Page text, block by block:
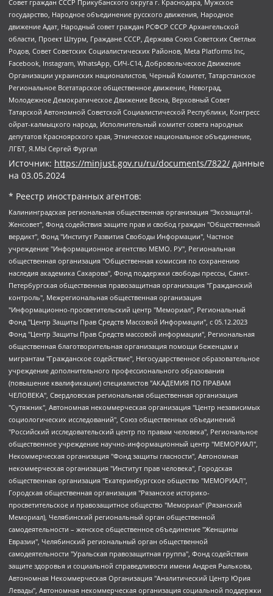
Совет граждан СССР Прикубанского округа г. Краснодара, Мужское
государство, Народное объединение русского движения, Народное
движение Адат, Народный совет граждан РСФСР СССР Архангельской
области, Проект Штурм, Граждане СССР, Держава Союз Советских Светлых
Родов, Совет Советских Социалистических Районов, Meta Platforms Inc,
Facebook, Instagram, WhatsApp, СИЧ-С14, Добровольческое Движение
Организации украинских националистов, Черный Комитет, Татарстанское
Региональное Всетатарское общественное движение, Невоград,
Молодежное Демократическое Движение Весна, Верховный Совет
Татарской Автономной Советской Социалистической Республики, Конгресс
ойрат-калмыцкого народа, Исполнительный комитет совета народных
депутатов Красноярского края, Этническое национальное объединение,
ЛГБТ, Я.МЫ Сергей Фургал
Источник: https://minjust.gov.ru/ru/documents/7822/ данные
на 03.05.2024
* Реестр иностранных агентов:
Калининградская региональная общественная организация "Экозащита!-Женсовет", Фонд содействия защите прав и свобод граждан "Общественный вердикт", Фонд "Институт Развития Свободы Информации", Частное учреждение "Информационное агентство МЕМО. РУ", Региональная общественная организация "Общественная комиссия по сохранению наследия академика Сахарова", Фонд поддержки свободы прессы, Санкт-Петербургская общественная правозащитная организация "Гражданский контроль", Межрегиональная общественная организация "Информационно-просветительский центр "Мемориал", Региональный Фонд "Центр Защиты Прав Средств Массовой Информации", с 05.12.2023 Фонд "Центр Защиты Прав Средств массовой информации", Региональная общественная благотворительная организация помощи беженцам и мигрантам "Гражданское содействие", Негосударственное образовательное учреждение дополнительного профессионального образования (повышение квалификации) специалистов "АКАДЕМИЯ ПО ПРАВАМ ЧЕЛОВЕКА", Свердловская региональная общественная организация "Сутяжник", Автономная некоммерческая организация "Центр независимых социологических исследований", Союз общественных объединений "Российский исследовательский центр по правам человека", Региональное общественное учреждение научно-информационный центр "МЕМОРИАЛ", Некоммерческая организация "Фонд защиты гласности", Автономная некоммерческая организация "Институт прав человека", Городская общественная организация "Екатеринбургское общество "МЕМОРИАЛ", Городская общественная организация "Рязанское историко-просветительское и правозащитное общество "Мемориал" (Рязанский Мемориал), Челябинский региональный орган общественной самодеятельности – женское общественное объединение "Женщины Евразии", Челябинский региональный орган общественной самодеятельности "Уральская правозащитная группа", Фонд содействия защите здоровья и социальной справедливости имени Андрея Рылькова, Автономная Некоммерческая Организация "Аналитический Центр Юрия Левады", Автономная некоммерческая организация социальной поддержки населения "Проект Апрель", Региональная общественная организация помощи женщинам и детям, находящимся в кризисной ситуации "Информационно-методический центр "Анна", Фонд содействия развитию массовых коммуникаций и правовому просвещению "Так-так-Так", Фонд содействия устойчивому развитию "Серебряная тайга", Свердловский региональный общественный фонд социальных проектов "Новое время", "Idel.Реалии", Кавказ.Реалии, Крым.Реалии, Телеканал Настоящее Время, Татаро-башкирская служба Радио Свобода (Azatliq Radiosi), Радио Свободная Европа/Радио Свобода (PCE/PC), "Сибирь.Реалии", "Фактограф", Благотворительный фонд помощи осужденным и их семьям, Автономная некоммерческая организация "Институт глобализации и социальных движений", Фонд "В защиту прав заключенных", Частное учреждение "Центр поддержки и содействия развитию средств массовой информации", Пензенский региональный общественный благотворительный фонд "Гражданский союз", "Север.Реалии", Некоммерческая организация Фонд "Правовая инициатива", Общество с ограниченной ответственностью "Радио Свободная Европа/Радио Свобода", Чешское информационное агентство "MEDIUM-ORIENT", Красноярская региональная общественная организация "Мы против СПИДа", Камалягин Денис Николаевич, Маркелов Сергей Евгеньевич, Пономарев Лев Александрович, Савицкая Людмила Алексеевна, Автономная некоммерческая организация "Центр по работе с проблемой насилия "НАСИЛИЮ.НЕТ", Межрегиональный профессиональный союз работников здравоохранения "Альянс врачей", Юридическое лицо, зарегистрированное в Латвийской Республике, SIA "Medusa Project" (регистрационный номер 40103797863, дата регистрации 10.06.2014), Некоммерческая организация "Фонд по борьбе с коррупцией", Автономная некоммерческая организация "Институт права и публичной политики", Баданин Роман Сергеевич, Гликин Максим Александрович, Железнова Мария Михайловна, Лукьянова Юлия Сергеевна, Маетная Елизавета Витальевна, Маняхин Петр Борисович, Чуракова Ольга Владимировна, Ярош Юлия Петровна, Юридическое лицо "The Insider SIA", зарегистрированное в Риге, Латвийская Республика (дата регистрации 26.06.2015), являющееся администратором доменного имени интернет-издания "The Insider SIA", https://theins.ru, Постернак Алексей Евгеньевич, Рубин Михаил Аркадьевич, Анин Роман Александрович, Юридическое лицо Istories fonds, зарегистрированное в Латвийской Республике (регистрационный номер 50008295751, дата регистрации 24.02.2020), Великовский Дмитрий Александрович, Долинина Ирина Николаевна, Мароховская Алеся Алексеевна, Шлейнов Роман Юрьевич, Шмагун Олеся Валентиновна, Общество с ограниченной ответственностью "Альтаир 2021", Общество с ограниченной ответственностью "Вега 2021", Общество с ограниченной ответственностью "Главный редактор 2021", Общество с ограниченной ответственностью "Ромашки монолит", Важенков Артем Валерьевич, Ивановская областная общественная организация "Центр гендерных исследований", Гурман Юрий Альбертович, Медиапроект "ОВД-Инфо", Егоров Владимир Владимирович, Жилинский Владимир Александрович, Общество с ограниченной ответственностью "ЗП", Иванова София Юрьевна, Карезина Инна Павловна, Кильтау Екатерина Викторовна, Петров Алексей Викторович, Пискунов Сергей Евгеньевич, Смирнов Сергей Сергеевич, Тихонов Михаил Сергеевич, Общество с ограниченной ответственностью "ЖУРНАЛИСТ-ИНОСТРАННЫЙ АГЕНТ", Арапова Галина Юрьевна, Вольтская Татьяна Анатольевна, Американская компания "Mason G.E.S. Anonymous Foundation" (США), являющаяся владельцем интернет-издания https://mnews.world/, Компания "Stichting Bellingcat", зарегистрированная в Нидерландах (дата регистрации 11.07.2018), Захаров Андрей Вячеславович, Клепиковская Екатерина Дмитриевна, Общество с ограниченной ответственностью "МЕМО", Перл Роман Александрович, Симонов Евгений Алексеевич, Соловьева Елена Анатольевна, Сотников Даниил Владимирович, Сурначева Елизавета Дмитриевна, Автономная некоммерческая организация по защите прав человека и информированию населения "Якутия – Наше Мнение", Общество с ограниченной ответственностью "Москоу диджитал медиа", с 26.01.2023 Общество с ограниченной ответственностью "Чайка Белые сады", Ветошкина Валерия Валерьевна, Заговора Максим Александрович, Межрегиональное общественное движение "Российская ЛГБТ - сеть", Оленичев Максим Владимирович, Павлов Иван Юрьевич, Скворцова Елена Сергеевна, Общество с ограниченной ответственностью "Как бы инагент", Кочетков Игорь Викторович, Общество с ограниченной ответственностью "Честные выборы", Еланчик Олег Александрович, Общество с ограниченной ответственностью "Нобелевский призыв", Гималова Регина Эмилевна, Григорьев Андрей Валерьевич, Григорьева Алина Александровна, Ассоциация по содействию защите прав призывников, альтернативнослужащих и военнослужащих "Правозащитная группа "Гражданин.Армия.Право", Хисамова Регина Фаритовна, Автономная некоммерческая организация по реализации социально-правовых программ "Лилит", Дальневосточное общественное движение "Маяк", Санкт-Петербургская ЛГБТ-инициативная группа "Выход", Инициативная группа ЛГБТ+ "Реверс", Алексеев Андрей Викторович, Бекбулатова Таисия Львовна, Беляев Иван Михайлович, Владыкина Елена Сергеевна, Гельман Марат Александрович, Никульшина Вероника Юрьевна, Толоконникова Надежда Андреевна, Шендерович Виктор Анатольевич, Общество с ограниченной ответственностью "Данное сообщение", Общество с ограниченной ответственностью Издательский дом "Новая глава", Айнбиндер Александра Александровна, Московский комьюнити-центр для ЛГБТ+инициатив, Благотворительный фонд развития филантропии, Deutsche Welle (Германия, Kurt-Schumacher-Strasse 3, 53113 Bonn), Борзунова Мария Михайловна, Воробьев Виктор Викторович, Голубева Анна Львовна, Константинова Алла Михайловна, Малкова Ирина Владимировна, Мурадов Мурад Абдулгалимович, Осетинская Елизавета Николаевна, Понасенков Евгений Николаевич, Ганапольский Матвей Юрьевич, Киселев Евгений Алексеевич, Борухович Ирина Григорьевна, Дремин Иван Тимофеевич, Дубровский Дмитрий Викторович, Красноярская региональная общественная организация поддержки и развития альтернативных образовательных технологий и межкультурных коммуникаций "ИНТЕРРА", Маяковская Екатерина Алексеевна, Фейгин Марк Захарович, Филимонов Андрей Викторович, Дзугкоева Регина Николаевна, Доброхотов Роман Александрович, Дудь Юрий Александрович, Елкин Сергей Владимирович, Кругликов Кирилл Игоревич, Сабунаева Мария Леонидовна, Семенов Алексей Владимирович, Шаинян Карен Багратович, Шульман Екатерина Михайловна, Асафьев Артур Валерьевич, Вахштайн Виктор Семенович, Венедиктов Алексей Алексеевич, Лушникова Екатерина Евгеньевна, Волков Леонид Михайлович, Невзоров Александр Глебович, Пархоменко Сергей Борисович, Сироткин Ярослав Николаевич, Кара-Мурза Владимир Владимирович, Баранова Наталья Владимировна, Гозман Леонид Яковлевич, Кагарлицкий Борис Юльевич, Климарев Михаил Валерьевич, Милов Владимир Станиславович, Автономная некоммерческая организация Краснодарский центр современного искусства "Типография", Моргенштерн Алишер Тагирович, Соболь Любовь Эдуардовна, Общество с ограниченной ответственностью "ЛИЗА НОРМ", Каспаров Гарри Кимович, Ходорковский Михаил Борисович, Общество с ограниченной ответственностью "Апрельские тезисы", Данилович Ирина Брониславовна, Кашин Олег Владимирович, Петров Николай Владимирович, Пивоваров Алексей Владимирович, Соколов Михаил Владимирович, Цветкова Юлия Владимировна, Чичваркин Евгений Александрович, Комитет против пыток/Команда против пыток, Общество с ограниченной ответственностью "Первый научный", Общество с ограниченной ответственностью "Вертолет и ко", Белоцерковская Вероника Борисовна, Кац Максим Евгеньевич, Лазарева Татьяна Юрьевна, Шаведдинов Руслан Табризович, Яшин Илья Валерьевич, Общество с ограниченной ответственностью "Иноагент ААВ", Алешковский Дмитрий Петрович, Альбац Евгения Марковна, Быков Дмитрий Львович, Галямина Юлия Евгеньевна, Лойко Сергей Леонидович, Мартынов Кирилл Константинович, Медведев Сергей Александрович, Крашенинников Федор Геннадиевич, Гордеева Катерина Вл